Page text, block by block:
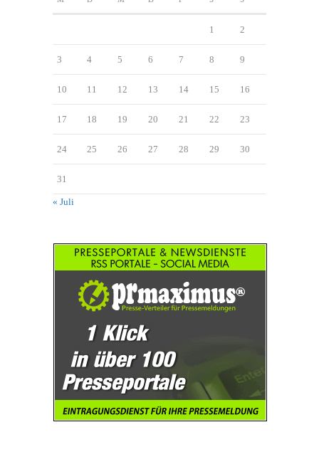
1 2
3 4 5 6 7 8 9
10 11 12 13 14 15 16
17 18 19 20 21 22 23
24 25 26 27 28 29 30
31
« Juli